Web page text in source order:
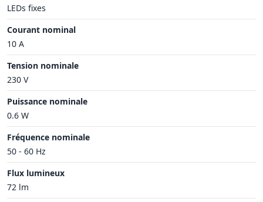
LEDs fixes
Courant nominal
10 A
Tension nominale
230 V
Puissance nominale
0.6 W
Fréquence nominale
50 - 60 Hz
Flux lumineux
72 lm